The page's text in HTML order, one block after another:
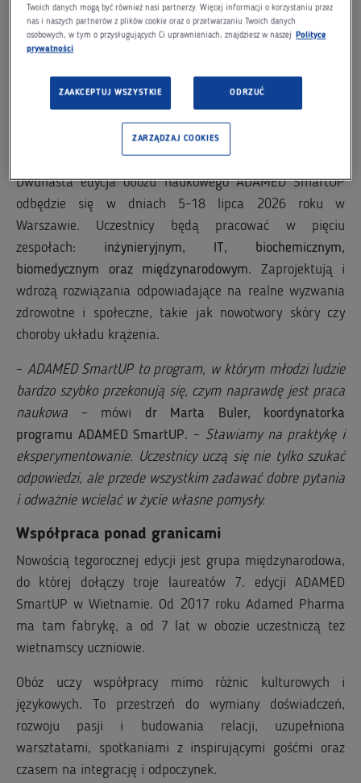
w której nauki ścisłe, techniczne i przyrodnicze nie są
tylko teorią, ale mają realny wpływ na świat. Bo to
właśnie praktyczne doświadczenia inspirują młodych, by
odważniej myśleli o swojej przyszłości w nauce i świecie
Michał Adamkiewicz, pomysłodawca i koordynator
programu obozu ADAMED SmartUP.
Praktyka przede wszystkim
Dwunasta edycja obozu naukowego ADAMED SmartUP
odbędzie się w dniach 5-18 lipca 2026 roku w
Warszawie. Uczestnicy będą pracować w pięciu
zespołach: inżynieryjnym, IT, biochemicznym,
biomedycznym oraz międzynarodowym. Zaprojektują i
wdrożą rozwiązania odpowiadające na realne wyzwania
zdrowotne i społeczne, takie jak nowotwory skóry czy
choroby układu krążenia.
– ADAMED SmartUP to program, w którym młodzi ludzie
bardzo szybko przekonują się, czym naprawdę jest praca
naukowa – mówi dr Marta Buler, koordynatorka
programu ADAMED SmartUP. – Stawiamy na praktykę i
eksperymentowanie. Uczestnicy uczą się nie tylko szukać
odpowiedzi, ale przede wszystkim zadawać dobre pytania
i odważnie wcielać w życie własne pomysły.
Współpraca ponad granicami
Nowością tegorocznej edycji jest grupa międzynarodowa,
do której dołączy troje laureatów 7. edycji ADAMED
SmartUP w Wietnamie. Od 2017 roku Adamed Pharma
ma tam fabrykę, a od 7 lat w obozie uczestniczą też
wietnamscy uczniowie.
Obóz uczy współpracy mimo różnic kulturowych i
językowych. To przestrzeń do wymiany doświadczeń,
rozwoju pasji i budowania relacji, uzupełniona
warsztatami, spotkaniami z inspirującymi gośćmi oraz
czasem na integrację i odpoczynek.
Twoich danych mogą być również nasi partnerzy. Więcej informacji o korzystaniu przez
nas i naszych partnerów z plików cookie oraz o przetwarzaniu Twoich danych
osobowych, w tym o przysługujących Ci uprawnieniach, znajdziesz w naszej
Polityce
prywatności
ZAAKCEPTUJ WSZYSTKIE ODRZUĆ
ZARZĄDZAJ COOKIES